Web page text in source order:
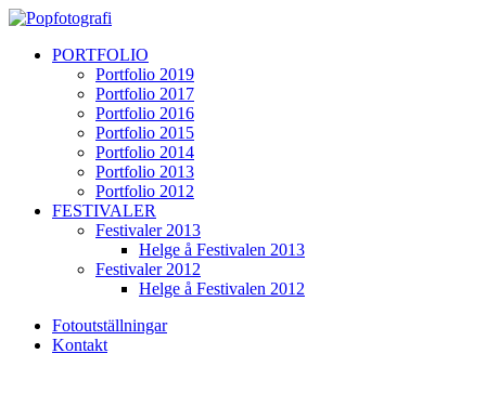
PORTFOLIO
Portfolio 2019
Portfolio 2017
Portfolio 2016
Portfolio 2015
Portfolio 2014
Portfolio 2013
Portfolio 2012
FESTIVALER
Festivaler 2013
Helge å Festivalen 2013
Festivaler 2012
Helge å Festivalen 2012
Fotoutställningar
Kontakt